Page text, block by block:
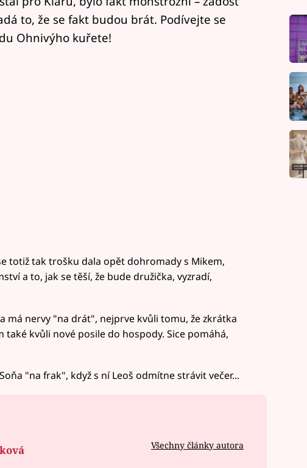
to, že se fakt budou brát. Podívejte se
Ohnivýho kuřete!
totiž tak trošku dala opět dohromady s Mikem,
a to, jak se těší, že bude družička, vyzradí,
má nervy "na drát", nejprve kvůli tomu, že zkrátka
kvůli nové posile do hospody. Sice pomáhá,
"na frak", když s ní Leoš odmítne strávit večer...
Všechny články autora